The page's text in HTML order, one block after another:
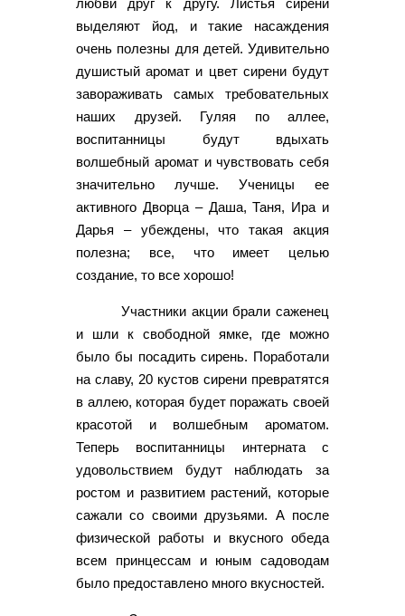
выделяют йод, и такие насаждения
очень полезны для детей. Удивительно
душистый аромат и цвет сирени будут
завораживать самых требовательных
наших друзей. Гуляя по аллее,
воспитанницы будут вдыхать
волшебный аромат и чувствовать себя
значительно лучше. Ученицы ее
активного Дворца – Даша, Таня, Ира и
Дарья – убеждены, что такая акция
полезна; все, что имеет целью
создание, то все хорошо!
Участники акции брали саженец
и шли к свободной ямке, где можно
было бы посадить сирень. Поработали
на славу, 20 кустов сирени превратятся
в аллею, которая будет поражать своей
красотой и волшебным ароматом.
Теперь воспитанницы интерната с
удовольствием будут наблюдать за
ростом и развитием растений, которые
сажали со своими друзьями. А после
физической работы и вкусного обеда
всем принцессам и юным садоводам
было предоставлено много вкусностей.